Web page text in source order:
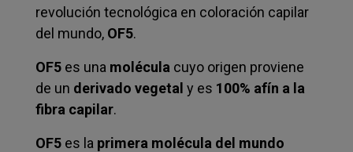
revolución tecnológica en coloración capilar
del mundo, OF5.
OF5 es una molécula cuyo origen proviene
de un derivado vegetal y es 100% afín a la
fibra capilar.
OF5 es la primera molécula del mundo